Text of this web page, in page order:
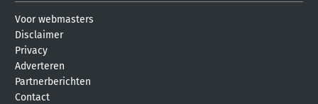
Voor webmasters
Disclaimer
Privacy
Adverteren
Partnerberichten
Contact